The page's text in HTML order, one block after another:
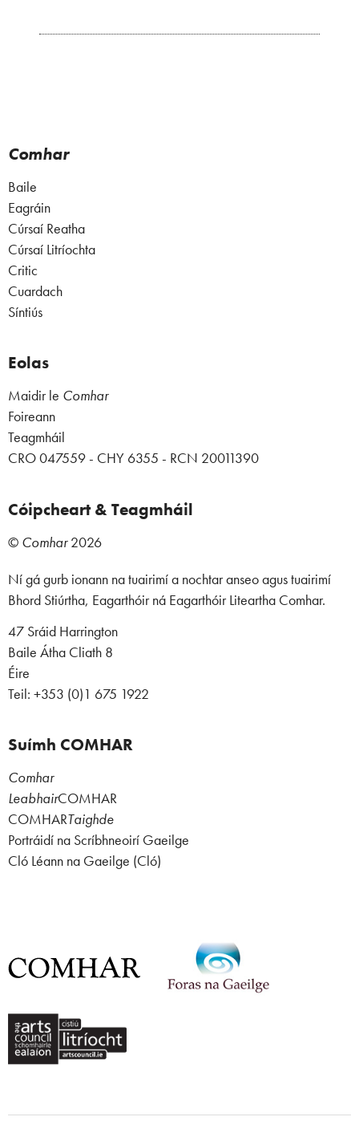
Comhar
Baile
Eagráin
Cúrsaí Reatha
Cúrsaí Litríochta
Critic
Cuardach
Síntiús
Eolas
Maidir le Comhar
Foireann
Teagmháil
CRO 047559 - CHY 6355 - RCN 20011390
Cóipcheart & Teagmháil
© Comhar2026
Ní gá gurb ionann na tuairimí a nochtar anseo agus tuairimí
Bhord Stiúrtha, Eagarthóir ná Eagarthóir Liteartha Comhar.
47 Sráid Harrington
Baile Átha Cliath 8
Éire
Teil: +353 (0)1 675 1922
Suímh COMHAR
Comhar
LeabhairCOMHAR
COMHARTaighde
Portráidí na Scríbhneoirí Gaeilge
Cló Léann na Gaeilge (Cló)